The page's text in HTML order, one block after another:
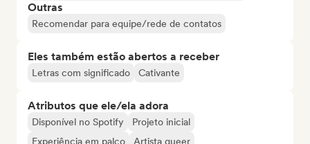
Outras
Recomendar para equipe/rede de contatos
Eles também estão abertos a receber
Letras com significado Cativante
Atributos que ele/ela adora
Disponível no Spotify
Projeto inicial
Experiência em palco
Artista queer